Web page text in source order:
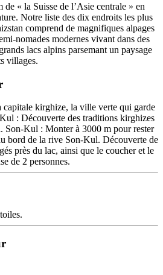
« la Suisse de l’Asie centrale » en
Notre liste des dix endroits les plus
comprend de magnifiques alpages
nomades modernes vivant dans des
lacs alpins parsemant un paysage
villages.
kirghize, la ville verte qui garde
: Découverte des traditions kirghizes
Son-Kul : Monter à 3000 m pour rester
bord de la rive Son-Kul. Découverte de
près du lac, ainsi que le coucher et le
de 2 personnes.